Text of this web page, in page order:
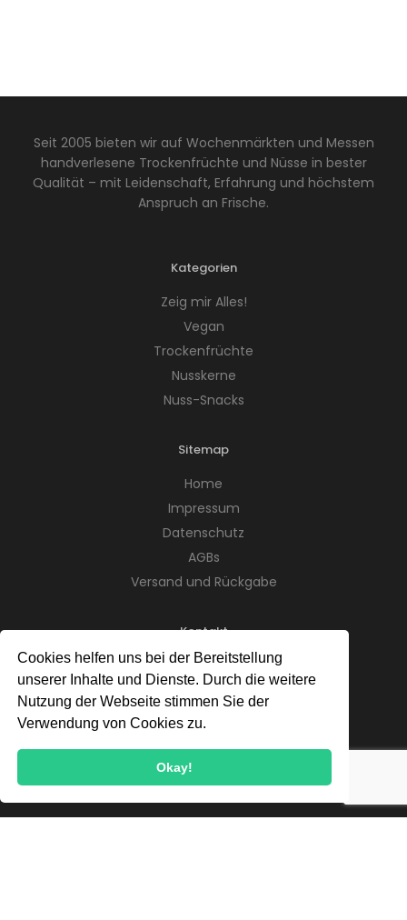
Cookies helfen uns bei der Bereitstellung
unserer Inhalte und Dienste. Durch die weitere
Nutzung der Webseite stimmen Sie der
Verwendung von Cookies zu.
Okay!
Seit 2005 bieten wir auf Wochenmärkten und Messen
handverlesene Trockenfrüchte und Nüsse in bester
Qualität – mit Leidenschaft, Erfahrung und höchstem
Anspruch an Frische.
Kategorien
Zeig mir Alles!
Vegan
Trockenfrüchte
Nusskerne
Nuss-Snacks
Sitemap
Home
Impressum
Datenschutz
AGBs
Versand und Rückgabe
Kontakt
Telefon:+49 (0) 176 82199881
Adresse:St. Gallener Str. 7
89079 Ulm
E-Mail:info@doerrmeister.de